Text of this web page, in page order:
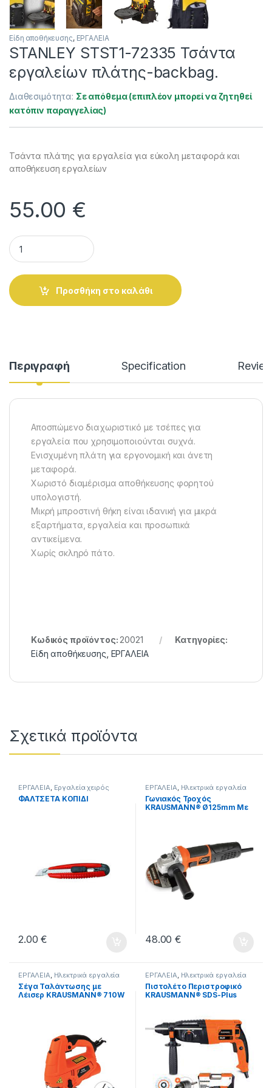
Είδη αποθήκευσης, ΕΡΓΑΛΕΙΑ
STANLEY STST1-72335 Τσάντα
εργαλείων πλάτης-backbag.
Διαθεσιμότητα: Σε απόθεμα (επιπλέον μπορεί να ζητηθεί
κατόπιν παραγγελίας)
Τσάντα πλάτης για εργαλεία για εύκολη μεταφορά και
αποθήκευση εργαλείων
55.00 €
STANLEY STST1-72335 Τσάντα εργαλείων πλάτης-
Προσθήκη στο καλάθι
Περιγραφή Specification
Αποσπώμενο διαχωριστικό με τσέπες για
εργαλεία που χρησιμοποιούνται συχνά.
Ενισχυμένη πλάτη για εργονομική και άνετη
μεταφορά.
Χωριστό διαμέρισμα αποθήκευσης φορητού
υπολογιστή.
Μικρή μπροστινή θήκη είναι ιδανική για μικρά
εξαρτήματα, εργαλεία και προσωπικά
αντικείμενα.
Χωρίς σκληρό πάτο.
Κωδικός προϊόντος: 20021
Κατηγορίες:
Είδη αποθήκευσης ΕΡΓΑΛΕΙΑ
Σχετικά προϊόντα
ΕΡΓΑΛΕΙΑ, Εργαλεία χειρός
ΦΑΛΤΣΕΤΑ ΚΟΠΙΔΙ
2.00€
ΕΡΓΑΛΕΙΑ, Ηλεκτρικά εργαλεία
Γωνιακός Τροχός
KRAUSMANN® Ø125mm Με
48.00€
ΕΡΓΑΛΕΙΑ Ηλεκτρικά εργαλεία
Σέγα Ταλάντωσης με
Λέισερ KRAUSMANN® 710W
ΕΡΓΑΛΕΙΑ Ηλεκτρικά εργαλεία
Πιστολέτο Περιστροφικό
KRAUSMANN® SDS-Plus